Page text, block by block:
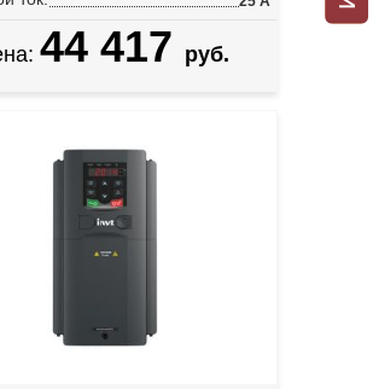
44 417 руб.